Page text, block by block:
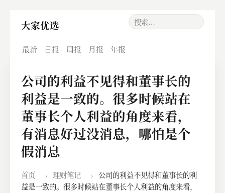
大家优选
最新 日报 周报 月报 年报
公司的利益不见得和董事长的
利益是一致的。很多时候站在
董事长个人利益的角度来看，
有消息好过没消息，哪怕是个
假消息
首页 › 理财笔记 ›
公司的利益不见得和董事长的利
益是一致的。很多时候站在董事长个人利益的角度来看，